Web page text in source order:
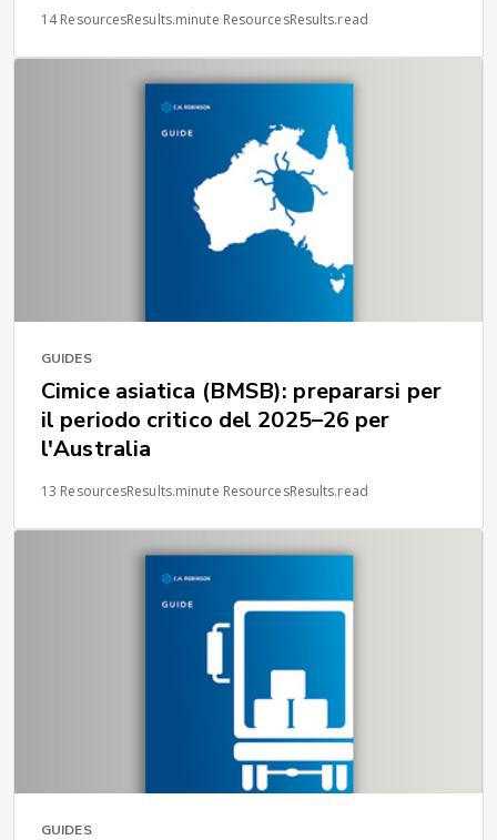
14 ResourcesResults.minute ResourcesResults.read
GUIDES
Cimice asiatica (BMSB): prepararsi per
il periodo critico del 2025–26 per
l'Australia
13 ResourcesResults.minute ResourcesResults.read
GUIDES